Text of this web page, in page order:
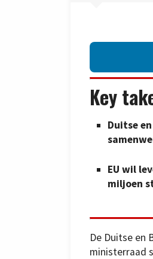
Key
Duitse
EU wil
miljoen
De Duitse en
ministerraad